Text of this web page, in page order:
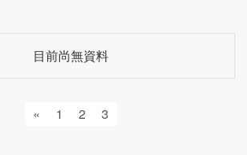
目前尚無資料
« 1 2 3